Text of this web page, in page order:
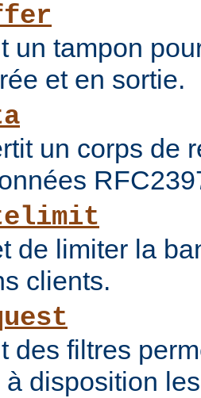
un tampon
et en sortie.
un corps de
de limiter la
clients.
des filtres
à disposition